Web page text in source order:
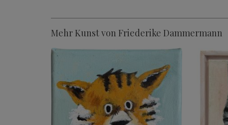
Mehr Kunst von Friederike Dammermann